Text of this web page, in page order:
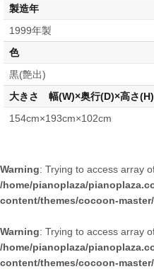
製造年
1999年製
色
黒(艶出)
大きさ 幅(W)×奥行(D)×高さ(H)
154cm×193cm×102cm
Warning: Trying to access array
/home/pianoplaza/
content/themes/cocoon-
Warning: Trying to access array
/home/pianoplaza/
content/themes/cocoon-